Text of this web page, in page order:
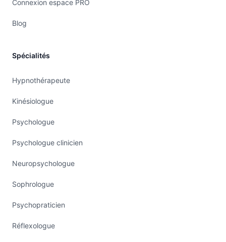
Connexion espace PRO
Blog
Spécialités
Hypnothérapeute
Kinésiologue
Psychologue
Psychologue clinicien
Neuropsychologue
Sophrologue
Psychopraticien
Réflexologue